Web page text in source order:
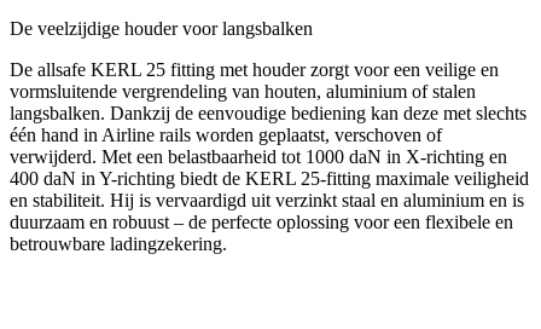
De veelzijdige houder voor langsbalken
De allsafe KERL 25 fitting met houder zorgt voor een veilige en
vormsluitende vergrendeling van houten, aluminium of stalen
langsbalken. Dankzij de eenvoudige bediening kan deze met slechts
één hand in Airline rails worden geplaatst, verschoven of
verwijderd. Met een belastbaarheid tot 1000 daN in X-richting en
400 daN in Y-richting biedt de KERL 25-fitting maximale veiligheid
en stabiliteit. Hij is vervaardigd uit verzinkt staal en aluminium en is
duurzaam en robuust – de perfecte oplossing voor een flexibele en
betrouwbare ladingzekering.